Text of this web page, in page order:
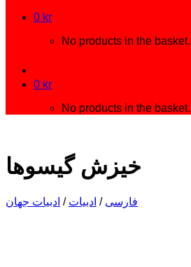
0 kr
No products in the basket.
0 kr
No products in the basket.
خیزش گیسوها
فارسی / ادبیات / ادبیات جهان